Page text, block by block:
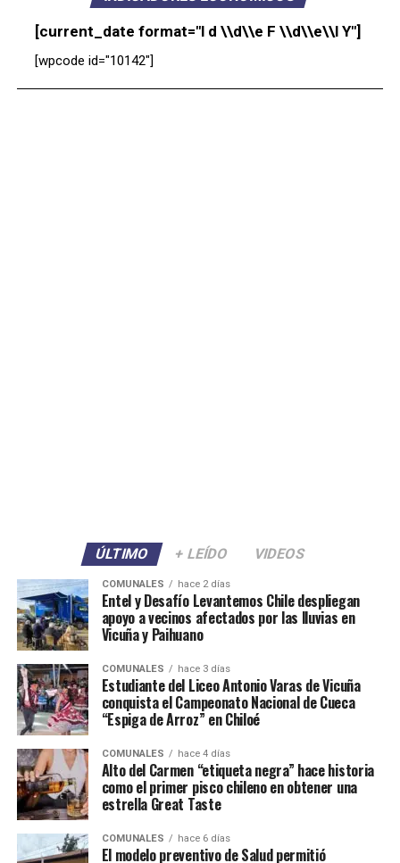
[current_date format="l d \\d\\e F \\d\\e\\l Y"]
[wpcode id="10142"]
ÚLTIMO + LEÍDO VIDEOS
COMUNALES hace 2 días
Entel y Desafío Levantemos Chile despliegan
apoyo a vecinos afectados por las lluvias en
Vicuña y Paihuano
COMUNALES hace 3 días
Estudiante del Liceo Antonio Varas de Vicuña
conquista el Campeonato Nacional de Cueca
“Espiga de Arroz” en Chiloé
COMUNALES hace 4 días
Alto del Carmen “etiqueta negra” hace historia
como el primer pisco chileno en obtener una
estrella Great Taste
COMUNALES hace 6 días
El modelo preventivo de Salud permitió